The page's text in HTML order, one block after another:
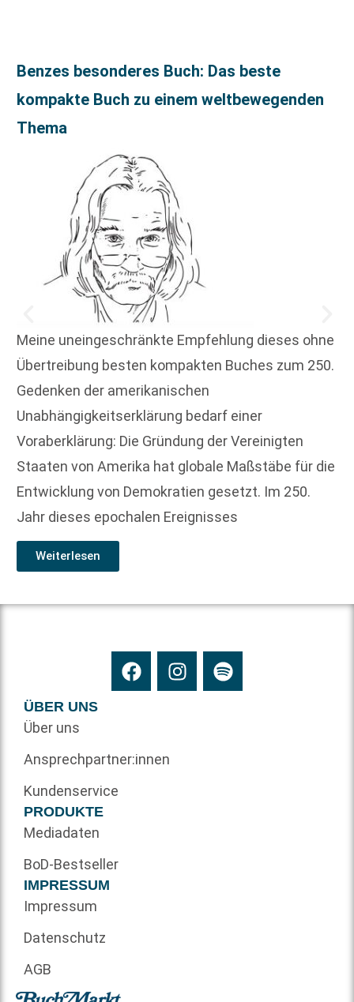
Benzes besonderes Buch: Das beste
kompakte Buch zu einem weltbewegenden
Thema
Meine uneingeschränkte Empfehlung dieses ohne
Übertreibung besten kompakten Buches zum 250.
Gedenken der amerikanischen
Unabhängigkeitserklärung bedarf einer
Voraberklärung: Die Gründung der Vereinigten
Staaten von Amerika hat globale Maßstäbe für die
Entwicklung von Demokratien gesetzt. Im 250.
Jahr dieses epochalen Ereignisses
Weiterlesen
ÜBER UNS
Über uns
Ansprechpartner:innen
Kundenservice
PRODUKTE
Mediadaten
BoD-Bestseller
IMPRESSUM
Impressum
Datenschutz
AGB